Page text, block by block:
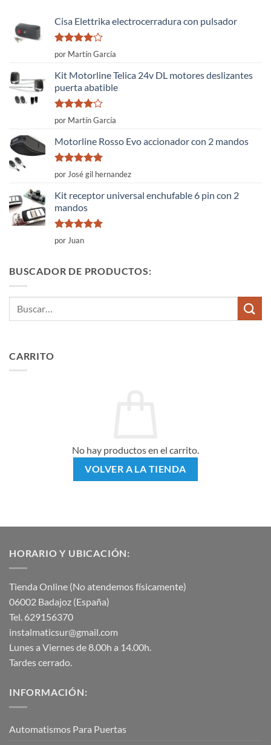
Cisa Elettrika electrocerradura con pulsador
Valorado
con
5
por Martín García
Kit Motorline Telica 24v DL motores deslizantes
puerta abatible
Valorado
con
5
por Martín García
Motorline Rosso Evo accionador con 2 mandos
Valorado
con
de 5
por José gil hernandez
Kit receptor universal enchufable 6 pin con 2
mandos
Valorado
con
por Juan
BUSCADOR DE PRODUCTOS:
CARRITO
No hay productos en el carrito.
VOLVER A LA TIENDA
HORARIO Y UBICACIÓN:
Tienda Online (No atendemos físicamente)
06002 Badajoz (España)
Tel. 629156370
instalmaticsur@gmail.com
Lunes a Viernes de 8.00h a 14.00h.
Tardes cerrado.
INFORMACIÓN:
Automatismos Para Puertas